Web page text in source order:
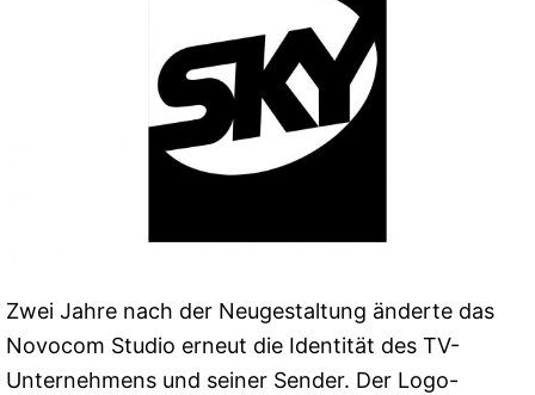
Zwei Jahre nach der Neugestaltung änderte das
Novocom Studio erneut die Identität des TV-
Unternehmens und seiner Sender. Der Logo-